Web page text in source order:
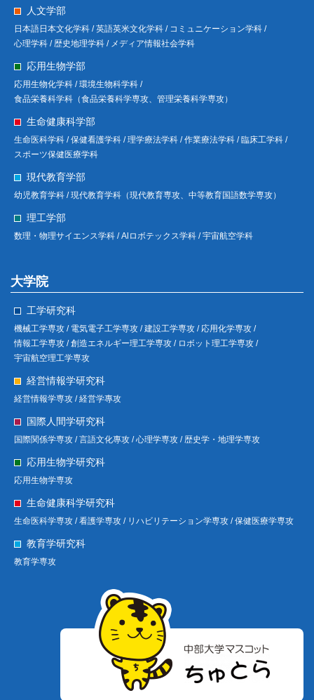
人文学部
日本語日本文化学科 / 英語英米文化学科 / コミュニケーション学科 /
心理学科 / 歴史地理学科 / メディア情報社会学科
応用生物学部
応用生物化学科 / 環境生物科学科 /
食品栄養科学科（食品栄養科学専攻、管理栄養科学専攻）
生命健康科学部
生命医科学科 / 保健看護学科 / 理学療法学科 / 作業療法学科 / 臨床工学科 /
スポーツ保健医療学科
現代教育学部
幼児教育学科 / 現代教育学科（現代教育専攻、中等教育国語数学専攻）
理工学部
数理・物理サイエンス学科 / Alロボテックス学科 / 宇宙航空学科
大学院
工学研究科
機械工学専攻 / 電気電子工学専攻 / 建設工学専攻 / 応用化学専攻 /
情報工学専攻 / 創造エネルギー理工学専攻 / ロボット理工学専攻 /
宇宙航空理工学専攻
経営情報学研究科
経営情報学専攻 / 経営学專攻
国際人間学研究科
国際関係学専攻 / 言語文化專攻 / 心理学専攻 / 歴史学・地理学専攻
応用生物学研究科
応用生物学専攻
生命健康科学研究科
生命医科学専攻 / 看護学専攻 / リハビリテーション学専攻 / 保健医療学専攻
教育学研究科
教育学専攻